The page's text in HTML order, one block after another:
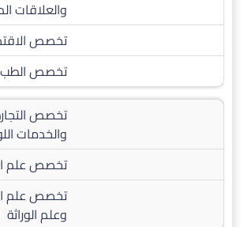
والعلاقات
تخصص
تخصص الطب
تخصص
والخدمات
تخصص علم
تخصص علم
وعلم الوراثة